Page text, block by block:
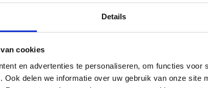
Details
cookies
en advertenties te personaliseren, om functies voor
Ook delen we informatie over uw gebruik van onze site
Logo toevoegen – Vergroot je
Uniek design – Kies een andere vorm of
Na het genereren van je QR-code is het
ScanCard-gebruikers kunnen hun QR-code